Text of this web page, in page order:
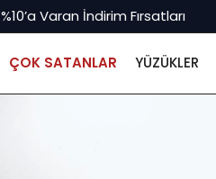
%10’a Varan İndirim Fırsatları
ÇOK SATANLAR YÜZÜKLER